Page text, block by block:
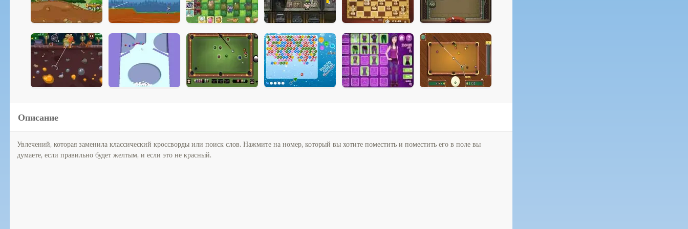
Описание
Увлечений, которая заменила классический кроссворды или поиск слов. Нажмите на номер, который вы хотите поместить и поместить его в поле вы
думаете, если правильно будет желтым, и если это не красный.